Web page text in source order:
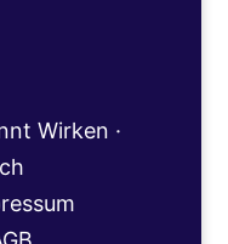
Wirken ·
Pötsch